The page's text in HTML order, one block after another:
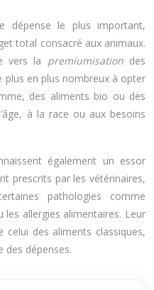
dépense le plus important,
total consacré aux animaux.
vers la premiumisation des
plus en plus nombreux à opter
des aliments bio ou des
à la race ou aux besoins
également un essor
prescrits par les vétérinaires,
pathologies comme
les allergies alimentaires. Leur
celui des aliments classiques,
des dépenses.